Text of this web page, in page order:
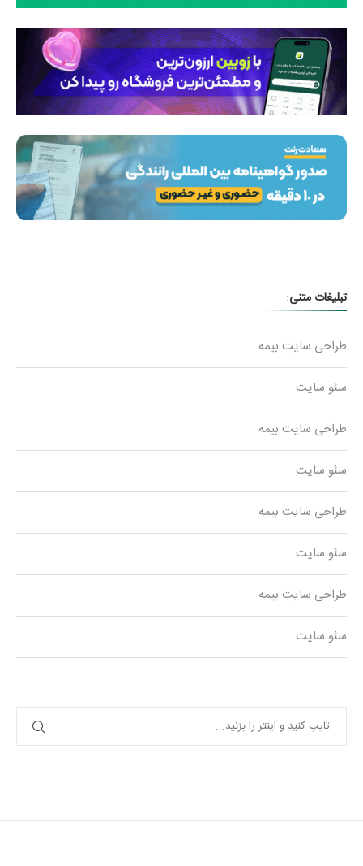
تبلیغات متنی:
طراحی سایت بیمه
سئو سایت
طراحی سایت بیمه
سئو سایت
طراحی سایت بیمه
سئو سایت
طراحی سایت بیمه
سئو سایت